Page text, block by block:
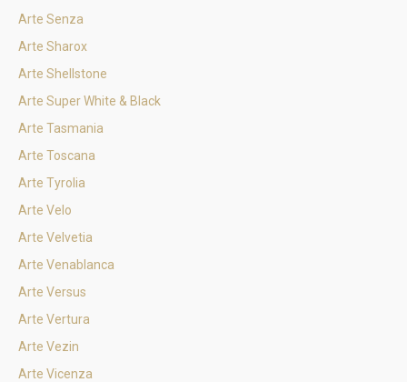
Arte Senza
Arte Sharox
Arte Shellstone
Arte Super White & Black
Arte Tasmania
Arte Toscana
Arte Tyrolia
Arte Velo
Arte Velvetia
Arte Venablanca
Arte Versus
Arte Vertura
Arte Vezin
Arte Vicenza